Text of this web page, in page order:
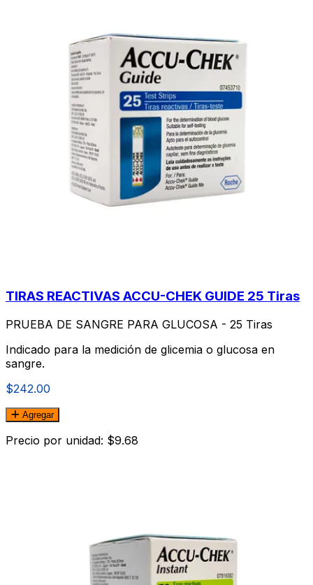
TIRAS REACTIVAS ACCU-CHEK GUIDE 25 Tiras
PRUEBA DE SANGRE PARA GLUCOSA - 25 Tiras
Indicado para la medición de glicemia o glucosa en
sangre.
$242.00
Agregar
Precio por unidad: $9.68